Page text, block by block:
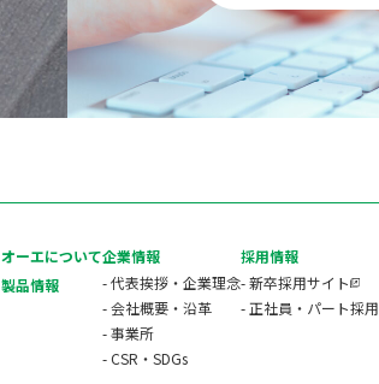
オーエについて
製品情報
企業情報
- 代表挨拶・企業理念
- 会社概要・沿革
- 事業所
- CSR・SDGs
採用情報
- 新卒採用サイト
- 正社員・パート採用